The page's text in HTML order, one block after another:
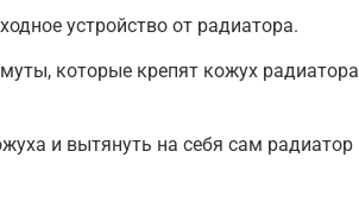
устройство от радиатора.
которые крепят кожух радиатора
и вытянуть на себя сам радиатор